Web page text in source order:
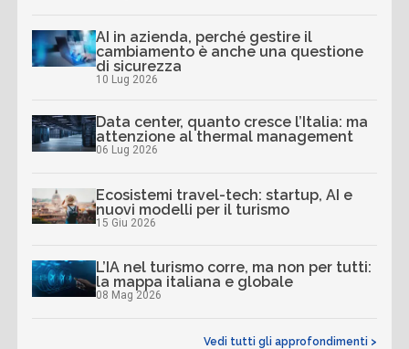
AI in azienda, perché gestire il
cambiamento è anche una questione
di sicurezza
10 Lug 2026
Data center, quanto cresce l’Italia: ma
attenzione al thermal management
06 Lug 2026
Ecosistemi travel-tech: startup, AI e
nuovi modelli per il turismo
15 Giu 2026
L’IA nel turismo corre, ma non per tutti:
la mappa italiana e globale
08 Mag 2026
Vedi tutti gli approfondimenti >